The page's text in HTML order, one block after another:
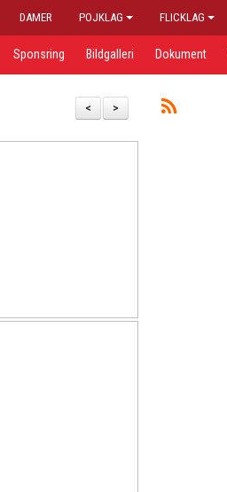
DAMER POJKLAG FLICKLAG
Sponsring Bildgalleri Dokument
>
<